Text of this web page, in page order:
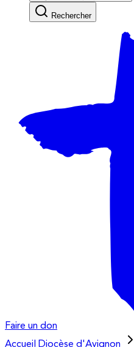
Rechercher
Faire un don
Accueil
Diocèse d'Avignon